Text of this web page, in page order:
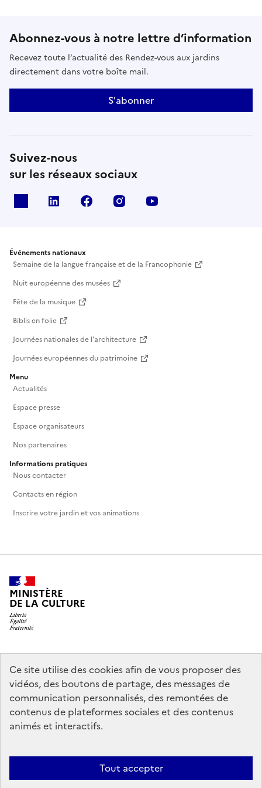
Ce site utilise des cookies afin de vous proposer des
vidéos, des boutons de partage, des messages de
communication personnalisés, des remontées de
contenus de plateformes sociales et des contenus
animés et interactifs.
Tout accepter
Abonnez-vous à notre lettre d’information
Recevez toute l’actualité des Rendez-vous aux jardins
directement dans votre boîte mail.
S'abonner
Suivez-nous
sur les réseaux sociaux
Linkedin Facebook Instagram
Événements nationaux
Semaine de la langue française et de la Francophonie
Nuit européenne des musées
Fête de la musique
Biblis en folie
Journées nationales de l'architecture
Journées européennes du patrimoine
Menu
Actualités
Espace presse
Espace organisateurs
Nos partenaires
Informations pratiques
Nous contacter
Contacts en région
Inscrire votre jardin et vos animations
MINISTÈRE
DE LA CULTURE
legifrance.gouv.fr
info.gouv.fr
service-public.gouv.fr
data.gouv.fr
Politique d’utilisation des témoins de connexion (cookies)
générale de protection des données
Nous contacter Nos